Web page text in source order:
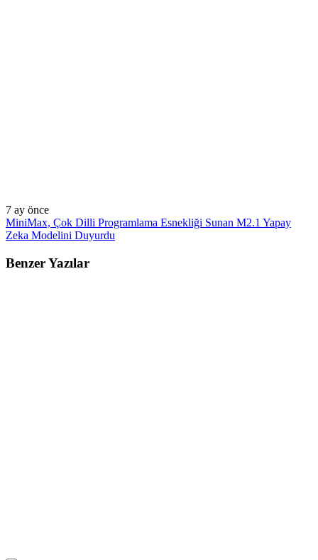
7 ay önce
MiniMax, Çok Dilli Programlama Esnekliği Sunan M2.1 Yapay
Zeka Modelini Duyurdu
Benzer Yazılar